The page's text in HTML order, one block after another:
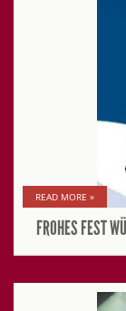
READ MORE »
FROHES FEST